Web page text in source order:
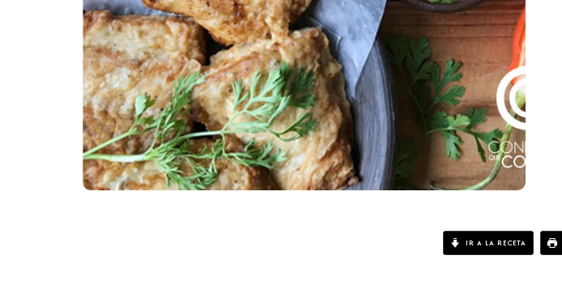
IR A LA RECETA